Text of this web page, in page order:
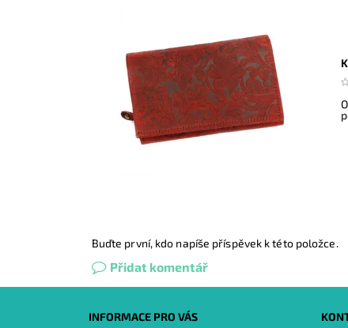
Buďte první, kdo napíše příspěvek k této položce.
Přidat komentář
INFORMACE PRO VÁS